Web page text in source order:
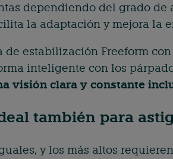
dependiendo del grado de
la adaptación y mejora la
de estabilización Freeform
inteligente con los
visión clara y constante
también para
y los más altos